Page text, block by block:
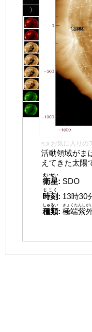
👈 お気に入りの
活動領域がま
えてきた太陽
衛星
えいせい
: SDO
時刻
じこく
: 13時30
種類
しゅるい
: 極端紫
きょくたんしが